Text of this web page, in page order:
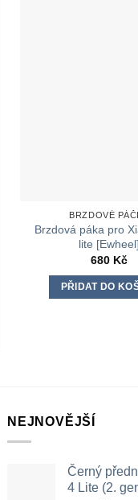
BRZDOVÉ
Brzdová páka pro
lite [Ewheel]
680 Kč
PŘIDAT DO
NEJNOVĚJŠÍ
Černý
4 Lite (2.